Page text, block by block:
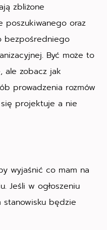
zbliżone
poszukiwanego oraz
bezpośredniego
Być może to
ale zobacz jak
prowadzenia rozmów
projektuje a nie
wyjaśnić co mam na
Jeśli w ogłoszeniu
stanowisku będzie